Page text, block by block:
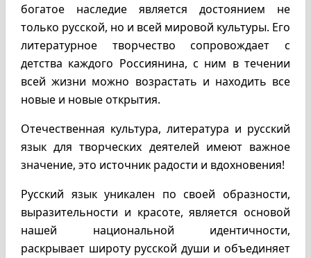
богатое наследие является достоянием не
только русской, но и всей мировой культуры. Его
литературное творчество сопровождает с
детства каждого Россиянина, с ним в течении
всей жизни можно возрастать и находить все
новые и новые открытия.
Отечественная культура, литература и русский
язык для творческих деятелей имеют важное
значение, это источник радости и вдохновения!
Русский язык уникален по своей образности,
выразительности и красоте, является основой
нашей национальной идентичности,
раскрывает широту русской души и объединяет